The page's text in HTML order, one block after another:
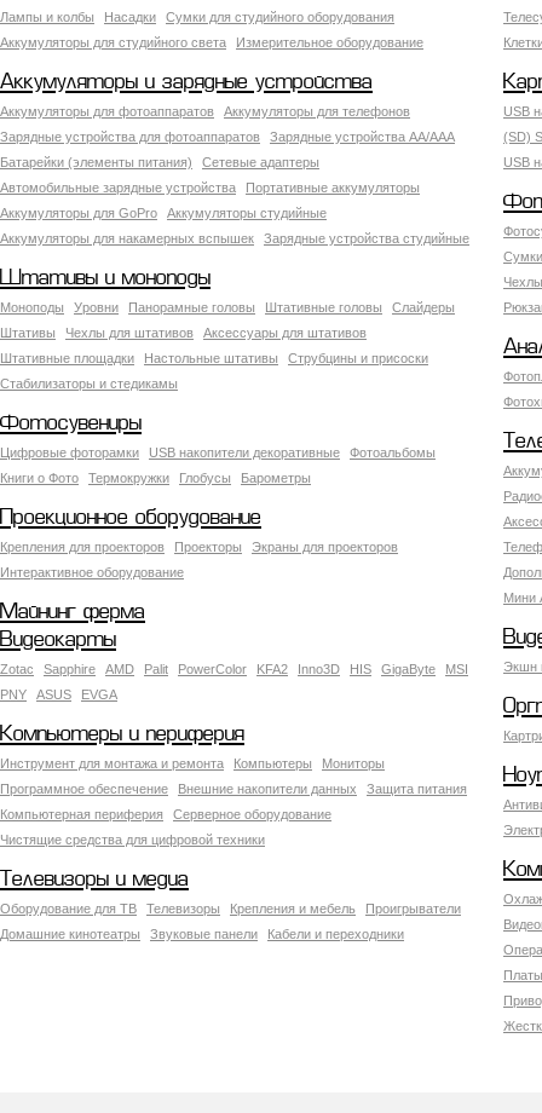
Лампы и колбы
Насадки
Сумки для студийного оборудования
Аккумуляторы для студийного света
Измерительное оборудование
Аккумуляторы и зарядные устройства
Аккумуляторы для фотоаппаратов
Аккумуляторы для телефонов
Зарядные устройства для фотоаппаратов
Зарядные устройства AA/AAA
Батарейки (элементы питания)
Сетевые адаптеры
Автомобильные зарядные устройства
Портативные аккумуляторы
Аккумуляторы для GoPro
Аккумуляторы студийные
Аккумуляторы для накамерных вспышек
Зарядные устройства студийные
USB
(SD)
USB
Штативы и моноподы
Моноподы Уровни Панорамные головы Штативные головы
Слайдеры
Штативы
Чехлы для штативов
Аксессуары для штативов
Штативные площадки
Настольные штативы
Струбцины и присоски
Стабилизаторы и стедикамы
Фотосувениры
Цифровые фоторамки USB накопители декоративные
Фотоальбомы
Книги о Фото
Термокружки Глобусы Барометры
Мини
Проекционное оборудование
Крепления для проекторов Проекторы
Экраны для проекторов
Интерактивное оборудование
Майнинг ферма
Экшн
Видеокарты
Zotac Sapphire AMD Palit PowerColor KFA2 Inno3D HIS GigaByte
MSI
PNY
ASUS EVGA
Компьютеры и периферия
Инструмент для монтажа и ремонта Компьютеры
Мониторы
Программное обеспечение
Внешние накопители данных
Защита питания
Компьютерная периферия
Серверное оборудование
Чистящие средства для цифровой техники
Телевизоры и медиа
Оборудование для ТВ Телевизоры Крепления и мебель
Проигрыватели
Домашние кинотеатры
Звуковые панели Кабели и переходники